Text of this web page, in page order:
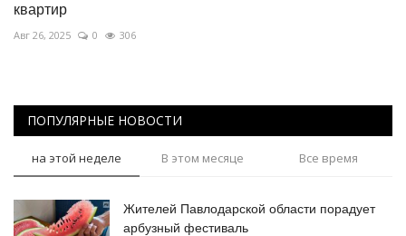
квартир
Авг 26, 2025 0 306
ПОПУЛЯРНЫЕ НОВОСТИ
на этой неделе В этом месяце Все время
Жителей Павлодарской области порадует
арбузный фестиваль